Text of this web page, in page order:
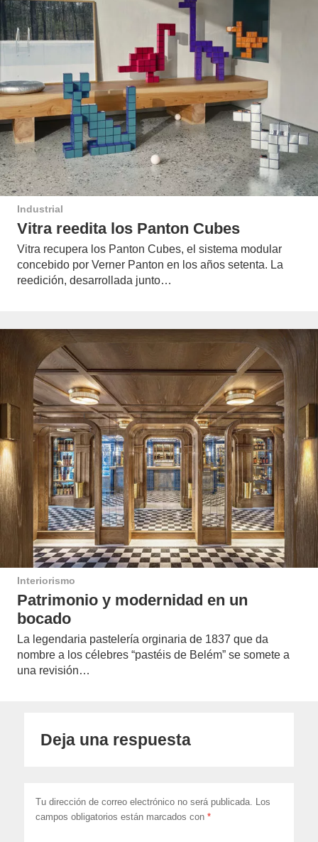
Industrial
Vitra reedita los Panton Cubes
Vitra recupera los Panton Cubes, el sistema modular
concebido por Verner Panton en los años setenta. La
reedición, desarrollada junto…
Interiorismo
Patrimonio y modernidad en un
bocado
La legendaria pastelería orginaria de 1837 que da
nombre a los célebres “pastéis de Belém” se somete a
una revisión…
Deja una respuesta
Tu dirección de correo electrónico no será publicada. Los
campos obligatorios están marcados con*